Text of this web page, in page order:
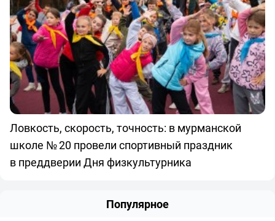
Ловкость, скорость, точность: в мурманской
школе № 20 провели спортивный праздник
в преддверии Дня физкультурника
Популярное